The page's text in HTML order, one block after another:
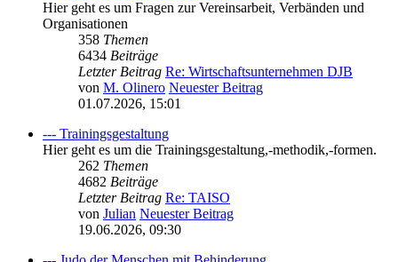
Hier geht es um Fragen zur Vereinsarbeit, Verbänden und
Organisationen
358 Themen
6434 Beiträge
Letzter Beitrag Re: Wirtschaftsunternehmen DJB
von M. Olinero Neuester Beitrag
01.07.2026, 15:01
--- Trainingsgestaltung
Hier geht es um die Trainingsgestaltung,-methodik,-formen.
262 Themen
4682 Beiträge
Letzter Beitrag Re: TAISO
von Julian Neuester Beitrag
19.06.2026, 09:30